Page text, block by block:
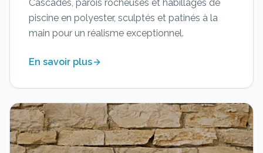
Cascades, parois rocheuses et habillages de
piscine en polyester, sculptés et patinés à la
main pour un réalisme exceptionnel.
En savoir plus